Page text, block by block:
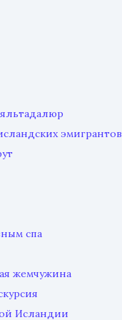
эмигрантов
спа
жемчужина
Исландии